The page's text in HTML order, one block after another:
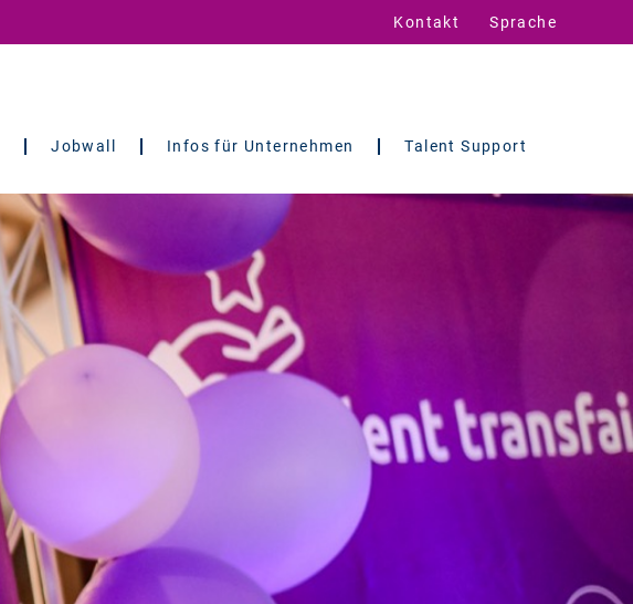
Kontakt Sprache
Jobwall Infos für Unternehmen Talent Support